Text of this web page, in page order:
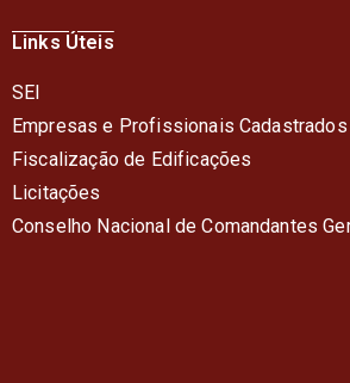
Links Úteis
SEI
Empresas e Profissionais Cadastrados
Fiscalização de Edificações
Licitações
Conselho Nacional de Comandantes